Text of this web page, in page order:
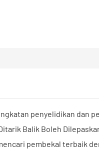
penyelidikan dan
Balik Boleh
pembekal terbaik